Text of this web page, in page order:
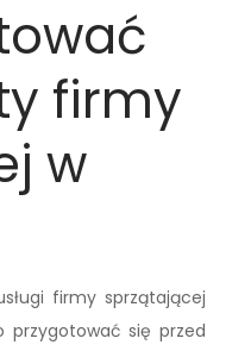
firmy
w
firmy sprzątającej
przygotować się przed